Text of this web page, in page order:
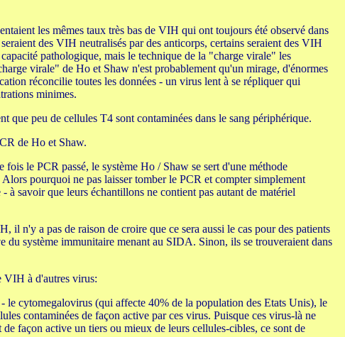
les mêmes taux très bas de VIH qui ont toujours été observé dans
des VIH neutralisés par des anticorps, certains seraient des VIH
pathologique, mais le technique de la "charge virale" les
virale" de Ho et Shaw n'est probablement qu'un mirage, d'énormes
réconcilie toutes les données - un virus lent à se répliquer qui
minimes.
peu de cellules T4 sont contaminées dans le sang périphérique.
de Ho et Shaw.
le PCR passé, le système Ho / Shaw se sert d'une méthode
pourquoi ne pas laisser tomber le PCR et compter simplement
savoir que leurs échantillons ne contient pas autant de matériel
il n'y a pas de raison de croire que ce sera aussi le cas pour des patients
du système immunitaire menant au SIDA. Sinon, ils se trouveraient dans
VIH à d'autres virus:
cytomegalovirus (qui affecte 40% de la population des Etats Unis), le
contaminées de façon active par ces virus. Puisque ces virus-là ne
façon active un tiers ou mieux de leurs cellules-cibles, ce sont de